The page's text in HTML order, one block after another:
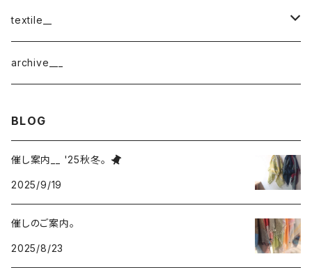
cotton
border
220-120
220-60
160-60
cotton × wool
block
220-120
220-60
textile__
織物
チェック
ストライプ
ボーダー
archive___
BLOG
催し案内__ '25秋冬。
2025/9/19
催しのご案内。
2025/8/23